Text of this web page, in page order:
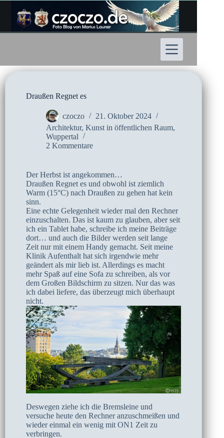
Inhalt
springen
Draußen Regnet es
czoczo
21. Oktober 2024
Architektur, Kunst in öffentlichen Raum,
Wuppertal
2 Kommentare
Der Herbst ist angekommen…
Draußen Regnet es und obwohl ist ziemlich
Warm (15°C) nach Draußen zu gehen hat kein
sinn.
Eine echte Gelegenheit wieder mal den Rechner
einzuschalten. Das ist kaum zu glauben, aber seit
ich ein Tablet habe, schreibe ich meine Beiträge
dort… und auch die Bilder werden seit lange
Zeit nur mit einem Handy gemacht. Seit meine
Klinik Aufenthalt hat sich irgendwie mehr
geändert als mir lieb ist. Allerdings es macht
mehr Spaß auf eine Sofa zu schreiben, als vor
dem Großen Bildschirm zu sitzen. Nur das was
ich dabei liefere, das überzeugt mich überhaupt
nicht.
Deswegen ziehe ich die Bremsleine und
versuche heute den Rechner anzuschmeißen und
wieder einmal ein wenig mit ON1 Zeit zu
verbringen.